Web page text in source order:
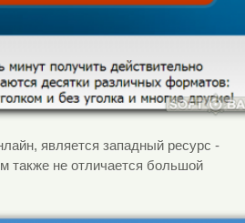
является западный ресурс -
также не отличается большой